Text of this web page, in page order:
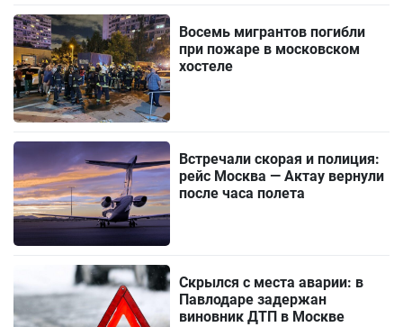
Восемь мигрантов погибли
при пожаре в московском
хостеле
Встречали скорая и полиция:
рейс Москва — Актау вернули
после часа полета
Скрылся с места аварии: в
Павлодаре задержан
виновник ДТП в Москве